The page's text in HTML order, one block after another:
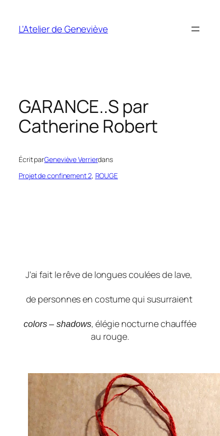
contenu
L'Atelier de Geneviève
GARANCE..S par
Catherine Robert
Écrit parGeneviève Verrierdans
Projet de confinement 2, ROUGE
J’ai fait le rêve de longues coulées de lave,
de personnes en costume qui susurraient
colors – shadows, élégie nocturne chauffée
au rouge.